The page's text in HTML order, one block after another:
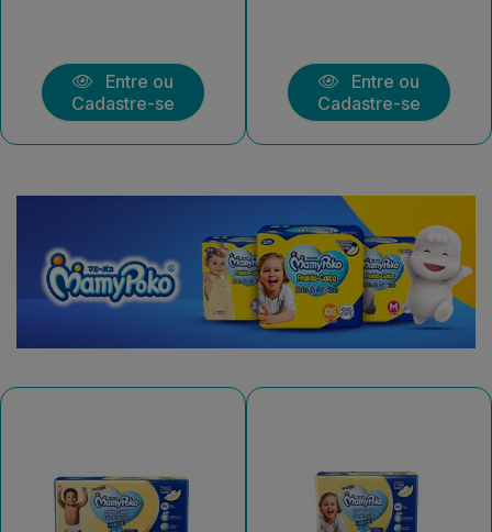
Entre ou
Cadastre-se
Entre ou
Cadastre-se